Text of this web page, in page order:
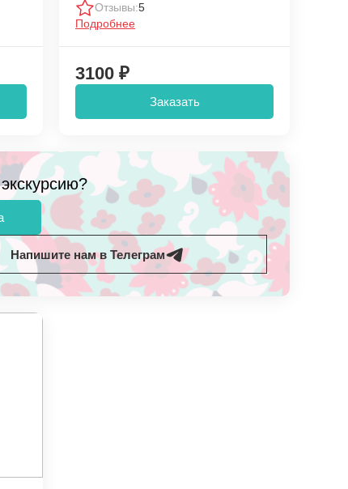
Отзывы:5
Подробнее
3100 ₽
Заказать
Напишите нам в Телеграм